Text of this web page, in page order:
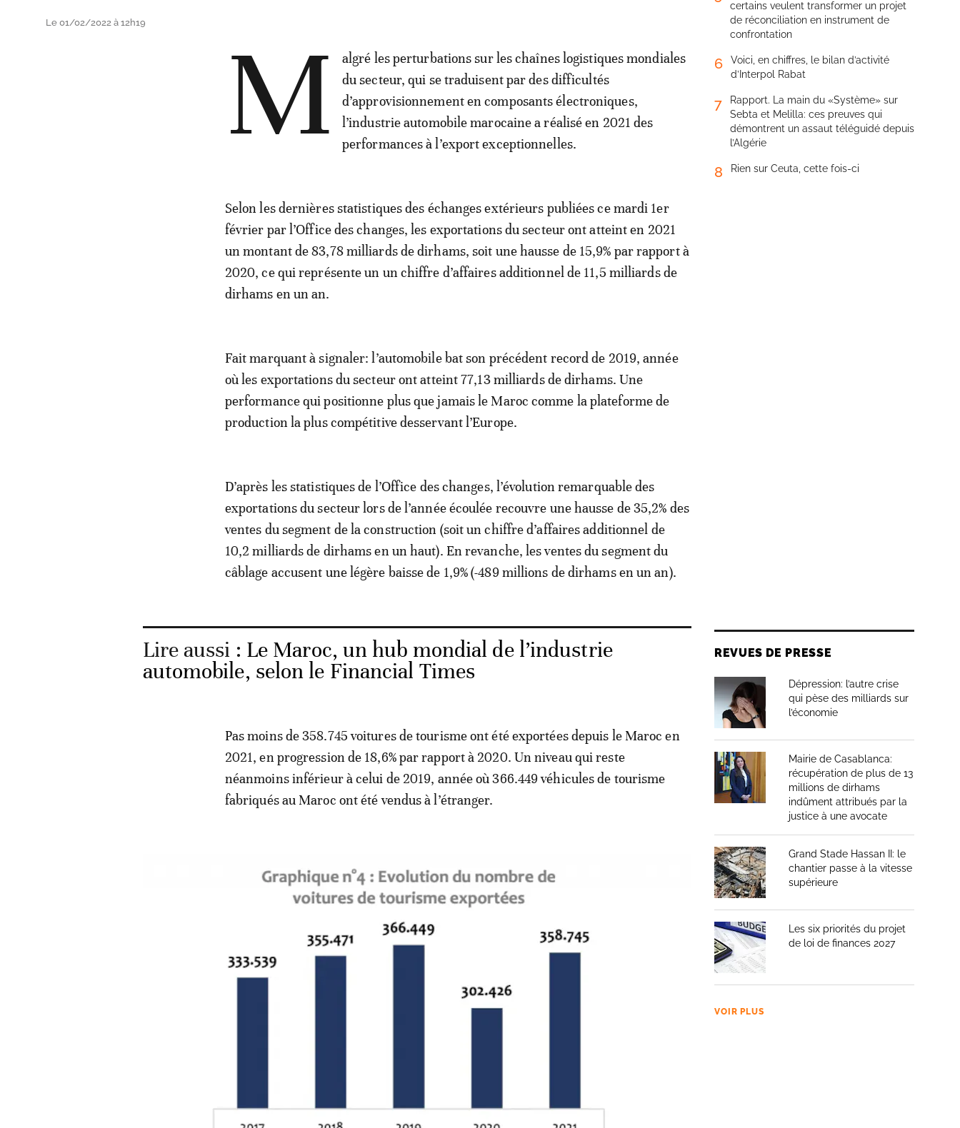
Le 01/02/2022 à 12h19 M
algré les perturbations sur les chaînes logistiques mondiales
du secteur, qui se traduisent par des difficultés
d’approvisionnement en composants électroniques,
l’industrie automobile marocaine a réalisé en 2021 des
performances à l’export exceptionnelles.
Selon les dernières statistiques des échanges extérieurs publiées ce mardi 1er
février par l’Office des changes, les exportations du secteur ont atteint en 2021
un montant de 83,78 milliards de dirhams, soit une hausse de 15,9% par rapport à
2020, ce qui représente un un chiffre d’affaires additionnel de 11,5 milliards de
dirhams en un an.
Fait marquant à signaler: l’automobile bat son précédent record de 2019, année
où les exportations du secteur ont atteint 77,13 milliards de dirhams. Une
performance qui positionne plus que jamais le Maroc comme la plateforme de
production la plus compétitive desservant l’Europe.
D’après les statistiques de l’Office des changes, l’évolution remarquable des
exportations du secteur lors de l’année écoulée recouvre une hausse de 35,2% des
ventes du segment de la construction (soit un chiffre d’affaires additionnel de
10,2 milliards de dirhams en un haut). En revanche, les ventes du segment du
câblage accusent une légère baisse de 1,9% (-489 millions de dirhams en un an).
Lire aussi : Le Maroc, un hub mondial de l’industrie
automobile, selon le Financial Times
Pas moins de 358.745 voitures de tourisme ont été exportées depuis le Maroc en
2021, en progression de 18,6% par rapport à 2020. Un niveau qui reste
néanmoins inférieur à celui de 2019, année où 366.449 véhicules de tourisme
fabriqués au Maroc ont été vendus à l’étranger.
certains veulent transformer un projet
de réconciliation en instrument de
confrontation
6
Voici, en chiffres, le bilan d’activité
d’Interpol Rabat
7
Rapport. La main du «Système» sur
Sebta et Melilla: ces preuves qui
démontrent un assaut téléguidé depuis
l’Algérie
8 Rien sur Ceuta, cette fois-ci
REVUES DE PRESSE
Dépression: l’autre crise
qui pèse des milliards sur
l’économie
Mairie de Casablanca:
récupération de plus de 13
millions de dirhams
indûment attribués par la
justice à une avocate
Grand Stade Hassan II: le
chantier passe à la vitesse
supérieure
Les six priorités du projet
de loi de finances 2027
VOIR PLUS